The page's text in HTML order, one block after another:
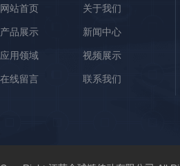
网站首页
关于我们
产品展示
新闻中心
应用领域
视频展示
在线留言
联系我们